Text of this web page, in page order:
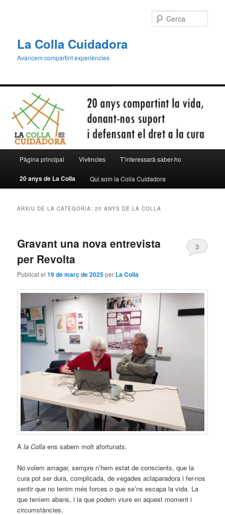
La Colla Cuidadora
Avancem compartint experiències
principal
Pàgina principal Vivències T’interessarà saber-ho
20 anys de La Colla Qui som la Colla Cuidadora
ARXIU DE LA CATEGORIA:20 ANYS DE LA COLLA
Gravant una nova entrevista
per Revolta
Publicat el19 de març de 2025per La Colla
3
Ala Collaens sabem molt afortunats.
No volem amagar, sempre n’hem estat de conscients, que la
cura pot ser dura, complicada, de vegades aclaparadora i fer-nos
sentir que no tenim més forces o que se’ns escapa la vida. La
que teníem abans, i la que podem viure en aquest moment i
circumstàncies.